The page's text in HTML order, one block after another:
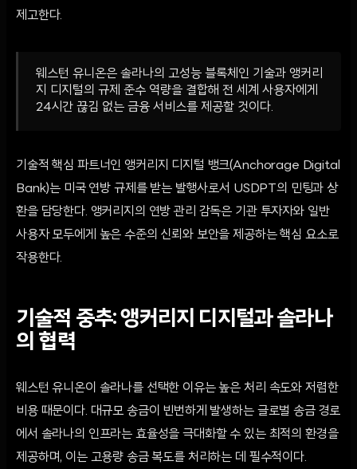
제고한다.
웨스턴 유니온은 솔라나의 고성능 블록체인 기술과 앵커리
지 디지털의 규제 준수 역량을 결합해 전 세계 사용자에게
24시간 끊김 없는 금융 서비스를 제공할 것이다.
기술적 핵심 파트너인 앵커리지 디지털 뱅크(Anchorage Digital
Bank)는 미국 연방 규제를 받는 발행사로서 USDPT의 민팅과 상
환을 담당한다. 앵커리지의 연방 관리 감독은 기관 투자자와 일반
사용자 모두에게 높은 수준의 신뢰와 보안을 제공하는 핵심 요소로
작용한다.
기술적 중추: 앵커리지 디지털과 솔라나
의 협력
웨스턴 유니온이 솔라나를 선택한 이유는 높은 처리 속도와 저렴한
비용 때문이다. 대규모 송금이 빈번하게 발생하는 글로벌 송금 경로
에서 솔라나의 인프라는 효율성을 극대화할 수 있는 최적의 환경을
제공하며, 이는 고용량 송금 복도를 처리하는 데 필수적이다.